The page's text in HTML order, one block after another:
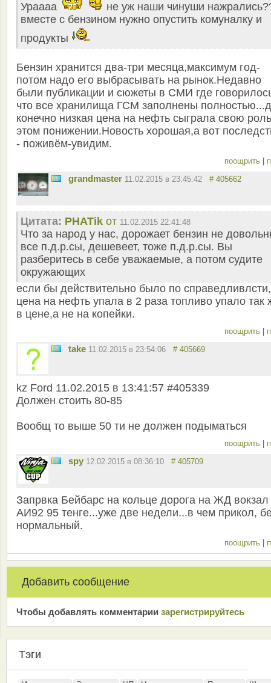
Ураааа
не уж наши чинуши
вместе с бензином нужно опустить комуналку и
продукты
Бензин хранится два-три месяца,максимум год-
потом надо его выбрасывать на рынок.Недавно
были публикации и сюжеты в СМИ где
что все хранилища ГСМ заполнены
конечно низкая цена на нефть сыграла свою
этом понижении.Новость хорошая,а вот
- поживём-увидим.
поощрить
grandmaster 11.02.2015 в 23:45:42 # 405662
Цитата: PHATik от 11.02.2015 22:41:48
Что за народ у нас, дорожает бензин не
все п.д.р.сы, дешевеет, тоже п.д.р.сы. Вы
разберитесь в себе уважаемые, а потом судите
окружающих
если бы действительно было по справедливлсти,
цена на нефть упала в 2 раза топливо упало так
в цене,а не на копейки.
поощрить
take 11.02.2015 в 23:54:06 # 405669
kz Ford 11.02.2015 в 13:41:57 #405339
Должен стоить 80-85
Вообщ то выше 50 ти не должен подыматься
поощрить
spy 12.02.2015 в 08:36:10 # 405709
Запрвка Бейбарс на кольце дорога на ЖД вокзал
АИ92 95 тенге...уже две недели...в чем прикол,
нормальный.
поощрить
Добавить сообщение
Чтобы добавлять комментарии зарeгиcтрирyйтeсь
Тэги